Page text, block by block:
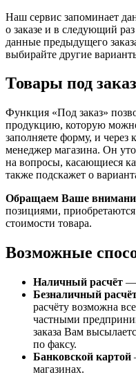
Наш сервис запоминает
о заказе и в следующий
данные предыдущего
выбирайте другие
Товары под заказ
Функция «Под заказ»
продукцию, которую
заполняете форму, и через
менеджер магазина. Он
на вопросы, касающиеся
также подскажет о
Обращаем Ваше
позициями,
стоимости товара.
Возможные
Наличный расчёт —
Безналичный
расчёту возможна
частными
заказа Вам
по факсу.
Банковской картой
магазинах.